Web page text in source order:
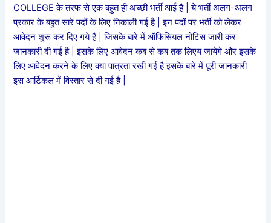
COLLEGE के तरफ से एक बहुत ही अच्छी भर्ती आई है | ये भर्ती अलग-अलग
प्रकार के बहुत सारे पदों के लिए निकाली गई है | इन पदों पर भर्ती को लेकर
आवेदन शुरू कर दिए गये है | जिसके बारे में ऑफिसियल नोटिस जारी कर
जानकारी दी गई है | इसके लिए आवेदन कब से कब तक लिएय जायेगे और इसके
लिए आवेदन करने के लिए क्या पात्रता रखी गई है इसके बारे में पूरी जानकारी
इस आर्टिकल में विस्तार से दी गई है |